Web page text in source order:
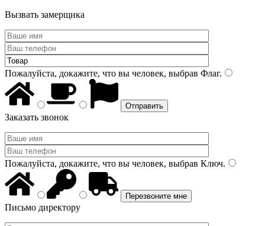
Вызвать замерщика
Пожалуйста, докажите, что вы человек, выбрав Флаг.
Заказать звонок
Пожалуйста, докажите, что вы человек, выбрав Ключ.
Письмо директору